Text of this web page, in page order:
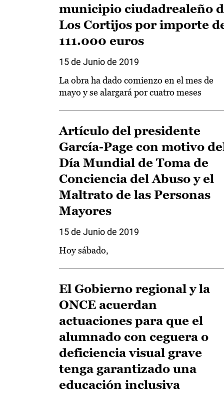
municipio ciudadrealeño
Los Cortijos por importe
111.000 euros
15 de Junio de 2019
La obra ha dado comienzo en el mes de
mayo y se alargará por cuatro meses
Artículo del presidente
García-Page con motivo
Día Mundial de Toma de
Conciencia del Abuso y el
Maltrato de las Personas
Mayores
15 de Junio de 2019
Hoy sábado,
El Gobierno regional y la
ONCE acuerdan
actuaciones para que el
alumnado con ceguera o
deficiencia visual grave
tenga garantizado una
educación inclusiva